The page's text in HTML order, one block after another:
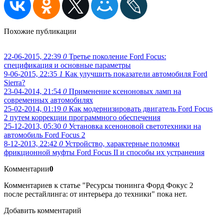
Похожие публикации
22-06-2015, 22:39 0 Третье поколение Ford Focus:
спецификация и основные параметры
9-06-2015, 22:35 1 Как улучшить показатели автомобиля Ford
Sierra?
23-04-2014, 21:54 0 Применение ксеноновых ламп на
современных автомобилях
25-02-2014, 01:19 0 Как модернизировать двигатель Ford Focus
2 путем коррекции программного обеспечения
25-12-2013, 05:30 0 Установка ксеноновой светотехники на
автомобиль Ford Focus 2
8-12-2013, 22:42 0 Устройство, характерные поломки
фрикционной муфты Ford Focus II и способы их устранения
Комментарии0
Комментариев к статье "Ресурсы тюнинга Форд Фокус 2
после рестайлинга: от интерьера до техники" пока нет.
Добавить комментарий